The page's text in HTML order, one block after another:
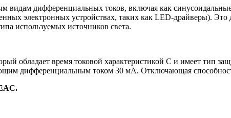
дифференциальных токов, включая как
электронных устройствах, таких как LED-драйверы).
используемых источников света.
обладает время токовой характеристикой С и имеет тип
дифференциальным током 30 мА. Отключающая